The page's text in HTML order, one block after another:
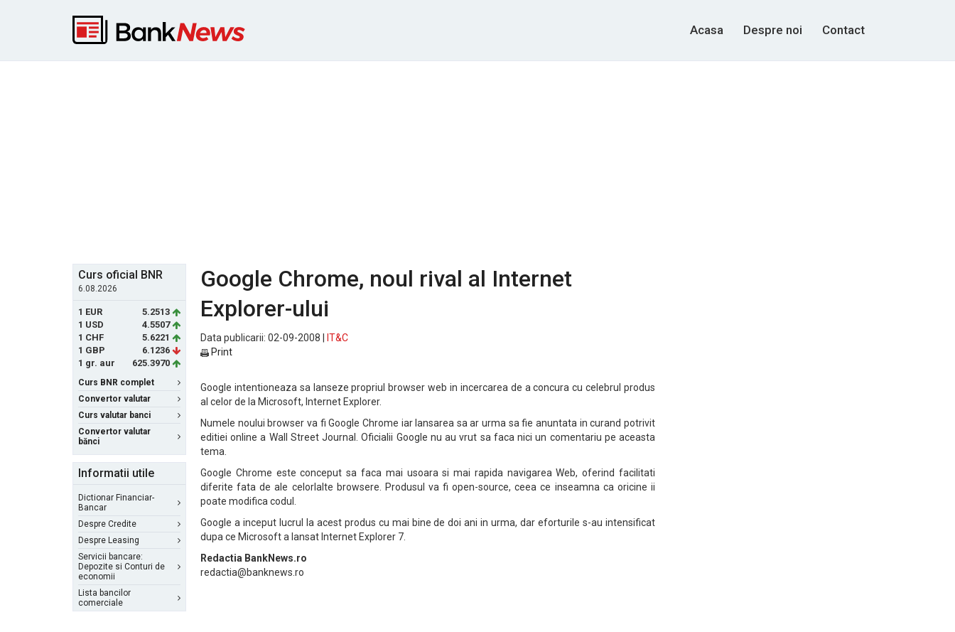
Acasa Despre noi Contact
Curs oficial BNR
6.08.2026
1 EUR
5.2513
1 USD
4.5507
1 CHF
5.6221
1 GBP
6.1236
1 gr. aur
625.3970
Curs BNR complet
Convertor valutar
Curs valutar banci
Convertor valutar
bănci
Informatii utile
Dictionar Financiar-
Bancar
Despre Credite
Despre Leasing
Servicii bancare:
Depozite si Conturi de
economii
Lista bancilor
comerciale
Google Chrome, noul rival al Internet
Explorer-ului
Data publicarii: 02-09-2008 |
IT&C
Print
Google intentioneaza sa lanseze propriul browser web in incercarea de a concura cu celebrul produs
al celor de la Microsoft, Internet Explorer.
Numele noului browser va fi Google Chrome iar lansarea sa ar urma sa fie anuntata in curand potrivit
editiei online a Wall Street Journal. Oficialii Google nu au vrut sa faca nici un comentariu pe aceasta
tema.
Google Chrome este conceput sa faca mai usoara si mai rapida navigarea Web, oferind facilitati
diferite fata de ale celorlalte browsere. Produsul va fi open-source, ceea ce inseamna ca oricine ii
poate modifica codul.
Google a inceput lucrul la acest produs cu mai bine de doi ani in urma, dar eforturile s-au intensificat
dupa ce Microsoft a lansat Internet Explorer 7.
Redactia BankNews.ro
redactia@banknews.ro